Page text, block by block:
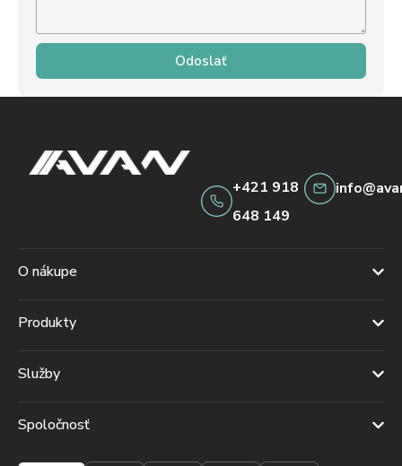
Odoslať
+421 918
648 149
O nákupe
Produkty
Služby
Spoločnosť